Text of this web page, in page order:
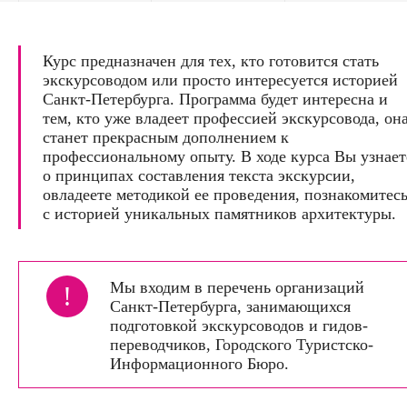
Курс предназначен для тех, кто готовится стать
экскурсоводом или просто интересуется историей
Санкт-Петербурга. Программа будет интересна и
тем, кто уже владеет профессией экскурсовода,
станет прекрасным дополнением к
профессиональному опыту. В ходе курса Вы
о принципах составления текста экскурсии,
овладеете методикой ее проведения, познакомитесь
с историей уникальных памятников архитектуры.
!
Мы входим в перечень организаций
Санкт-Петербурга, занимающихся
подготовкой экскурсоводов и гидов-
переводчиков, Городского Туристско-
Информационного Бюро.